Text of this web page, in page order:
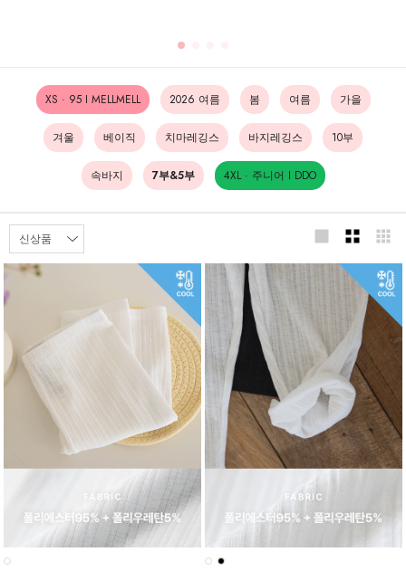
XS · 95 I MELLMELL 2026 여름 봄 여름 가을
겨울 베이직 치마레깅스 바지레깅스 10부
속바지 7부&5부 4XL · 주니어 I DDO